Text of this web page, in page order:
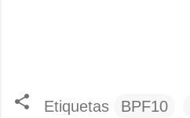
Etiquetas BPF10